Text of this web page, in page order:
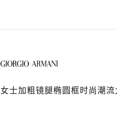
女士加粗镜腿椭圆框时尚潮